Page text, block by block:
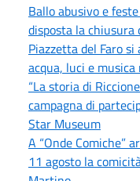
Ballo abusivo e
disposta la
Piazzetta del Faro
acqua, luci e
“La storia di
campagna di
Star Museum
A “Onde Comiche”
11 agosto la